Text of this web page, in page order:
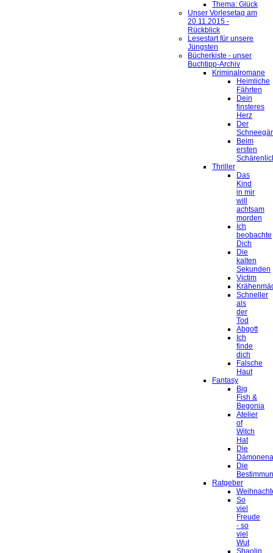
Thema: Glück
Unser Vorlesetag am
20.11.2015 -
Rückblick
Lesestart für unsere
Jüngsten
Bücherkiste - unser
Buchtipp-Archiv
Kriminalromane
Heimliche
Fährten
Dein
finsteres
Herz
Der
Beim
ersten
Thriller
Das
Kind
in mir
will
achtsam
morden
Ich
beobachte
Dich
Die
kalten
Sekunden
Victim
Schneller
als
der
Tod
Abgott
Ich
finde
dich
Falsche
Haut
Fantasy
Big
Fish &
Begonia
Atelier
of
Witch
Hat
Die
Die
Ratgeber
So
viel
Freude
- so
viel
Wut
Shaolin